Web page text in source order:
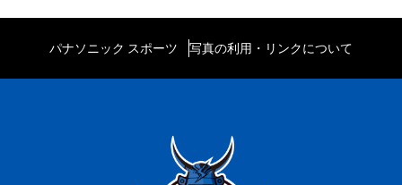
パナソニック スポーツ 写真の利用・リンクについて